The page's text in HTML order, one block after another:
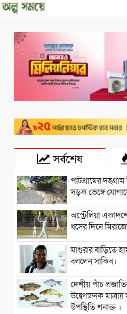
সর্বশেষ
পাটগ্রামের
সড়ক ভেঙ্গে
অস্ট্রেলিয়া
ধসের দিনে
মাগুরার বাড়িতে
বললেন সাকিব।
দেশীয় পাঁচ
উদ্বেগজনক মাত্রায়
উপস্থিতি শনাক্ত ।